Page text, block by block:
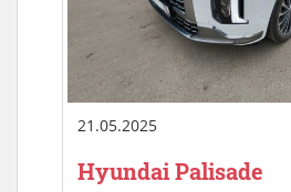
21.05.2025
Hyundai Palisade